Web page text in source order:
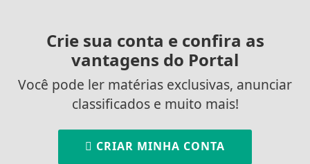
Crie sua conta e confira as
vantagens do Portal
Você pode ler matérias exclusivas, anunciar
classificados e muito mais!
CRIAR MINHA CONTA